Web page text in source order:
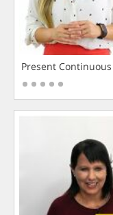
Present Continuous